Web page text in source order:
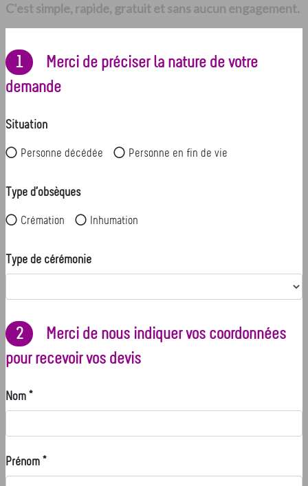
C’est simple, rapide, gratuit et sans aucun engagement.